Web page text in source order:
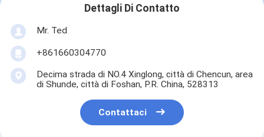
Dettagli Di Contatto
Mr. Ted
+861660304770
Decima strada di NO.4 Xinglong, città di Chencun, area
di Shunde, città di Foshan, P.R. China, 528313
Contattaci